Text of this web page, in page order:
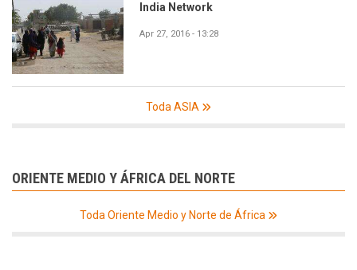
India Network
Apr 27, 2016 - 13:28
Toda ASIA
ORIENTE MEDIO Y ÁFRICA DEL NORTE
Toda Oriente Medio y Norte de África